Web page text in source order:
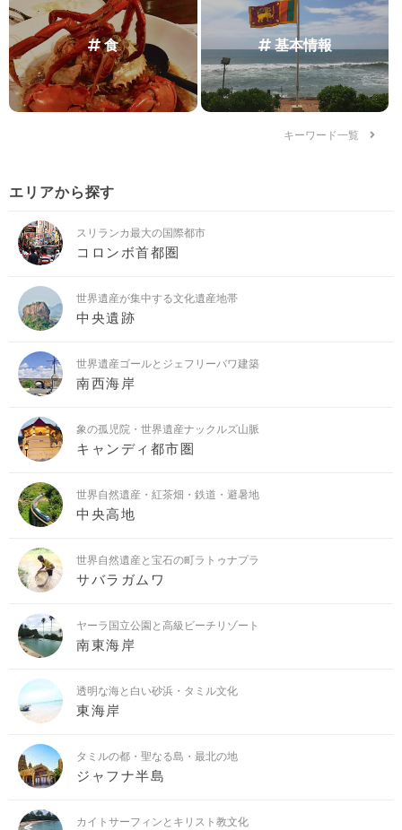
食 基本情報
キーワード一覧
エリアから探す
スリランカ最大の国際都市
コロンボ首都圏
世界遺産が集中する文化遺産地帯
中央遺跡
世界遺産ゴールとジェフリーバワ建築
南西海岸
象の孤児院・世界遺産ナックルズ山脈
キャンディ都市圏
世界自然遺産・紅茶畑・鉄道・避暑地
中央高地
世界自然遺産と宝石の町ラトゥナプラ
サバラガムワ
ヤーラ国立公園と高級ビーチリゾート
南東海岸
透明な海と白い砂浜・タミル文化
東海岸
タミルの都・聖なる島・最北の地
ジャフナ半島
カイトサーフィンとキリスト教文化